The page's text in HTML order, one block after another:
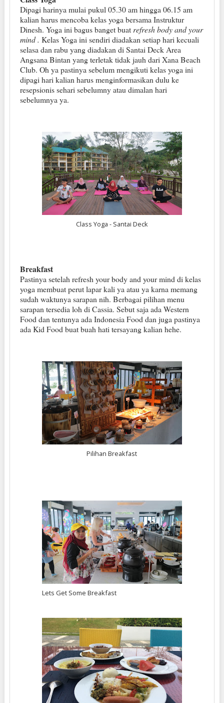
Dipagi harinya mulai pukul 05.30 am hingga 06.15 am
kalian harus mencoba kelas yoga bersama Instruktur
Dinesh. Yoga ini bagus banget buatrefresh body and your
mind . Kelas Yoga ini sendiri diadakan setiap hari kecuali
selasa dan rabu yang diadakan di Santai Deck Area
Angsana Bintan yang terletak tidak jauh dari Xana Beach
Club. Oh ya pastinya sebelum mengikuti kelas yoga ini
dipagi hari kalian harus menginformasikan dulu ke
resepsionis sehari sebelumny atau dimalan hari
sebelumnya ya.
Class Yoga - Santai Deck
Breakfast
Pastinya setelah refresh your body and your mind di kelas
yoga membuat perut lapar kali ya atau ya karna memang
sudah waktunya sarapan nih. Berbagai pilihan menu
sarapan tersedia loh di Cassia. Sebut saja ada Western
Food dan tentunya ada Indonesia Food dan juga pastinya
ada Kid Food buat buah hati tersayang kalian hehe.
Pilihan Breakfast
Lets Get Some Breakfast